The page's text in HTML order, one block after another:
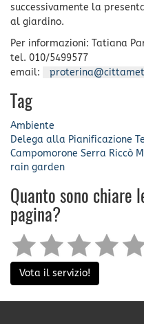
successivamente la
al giardino.
Per informazioni: Tatiana
tel. 010/5499577
email:
Tag
Ambiente
Delega alla Pianificazione
Campomorone Serra Riccò
rain garden
Quanto sono chiare
pagina?
Vota il servizio!